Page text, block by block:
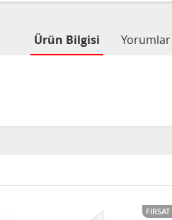
Ürün Bilgisi Yorumlar
FIRSAT